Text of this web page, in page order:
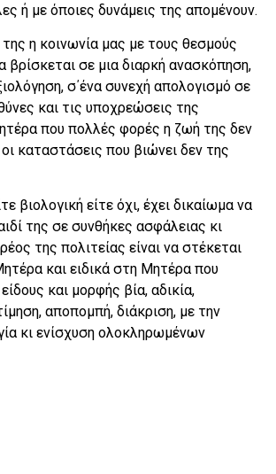
ή με όποιες δυνάμεις της απομένουν.
η κοινωνία μας με τους θεσμούς
βρίσκεται σε μια διαρκή ανασκόπηση,
σ΄ένα συνεχή απολογισμό σε
και τις υποχρεώσεις της
που πολλές φορές η ζωή της δεν
οι καταστάσεις που βιώνει δεν της
βιολογική είτε όχι, έχει δικαίωμα να
της σε συνθήκες ασφάλειας κι
της πολιτείας είναι να στέκεται
και ειδικά στη Μητέρα που
και μορφής βία, αδικία,
αποπομπή, διάκριση, με την
κι ενίσχυση ολοκληρωμένων